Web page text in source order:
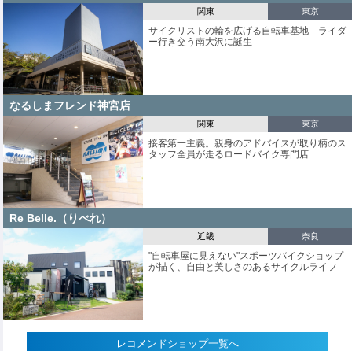
関東 東京
サイクリストの輪を広げる自転車基地 ライダ
ー行き交う南大沢に誕生
なるしまフレンド神宮店
関東 東京
接客第一主義。親身のアドバイスが取り柄のス
タッフ全員が走るロードバイク専門店
Re Belle.（りべれ）
近畿 奈良
"自転車屋に見えない"スポーツバイクショップ
が描く、自由と美しさのあるサイクルライフ
レコメンドショップ一覧へ